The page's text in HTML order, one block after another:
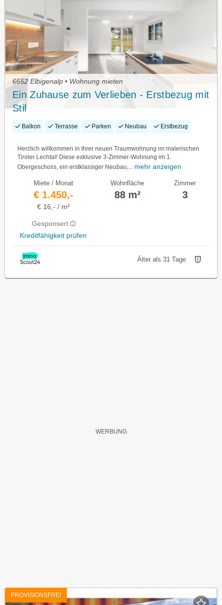
6652 Elbigenalp • Wohnung mieten
Ein Zuhause zum Verlieben - Erstbezug mit
Stil
Balkon Terrasse Parken Neubau Erstbezug
Herzlich willkommen in Ihrer neuen Traumwohnung im malerischen
Tiroler Lechtal! Diese exklusive 3-Zimmer-Wohnung im 1.
Obergeschoss, ein erstklassiger Neubau,... mehr anzeigen
Miete / Monat
€ 1.450,-
€ 16,- / m²
Gesponsert
Kreditfähigkeit prüfen
Wohnfläche
88 m²
Zimmer
3
Älter als 31 Tage
PROVISIONSFREI